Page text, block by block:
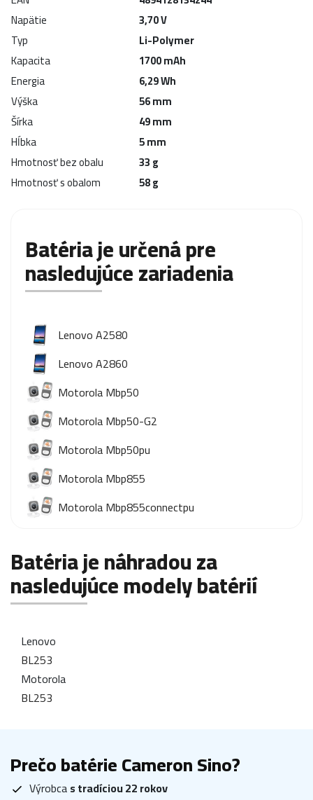
Napätie
3,70 V
Typ
Li-Polymer
Kapacita
1700 mAh
Energia
6,29 Wh
Výška
56 mm
Šírka
49 mm
Hĺbka
5 mm
Hmotnosť bez obalu
33 g
Hmotnosť s obalom
58 g
Batéria je určená pre
nasledujúce zariadenia
Lenovo A2580
Lenovo A2860
Motorola Mbp50
Motorola Mbp50-G2
Motorola Mbp50pu
Motorola Mbp855
Motorola Mbp855connectpu
Batéria je náhradou za
nasledujúce modely batérií
Lenovo
BL253
Motorola
BL253
Prečo batérie Cameron Sino?
Výrobcas tradíciou 22 rokov